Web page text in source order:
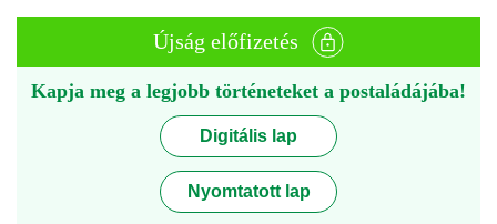
Újság előfizetés
Kapja meg a legjobb történeteket a postaládájába!
Digitális lap
Nyomtatott lap